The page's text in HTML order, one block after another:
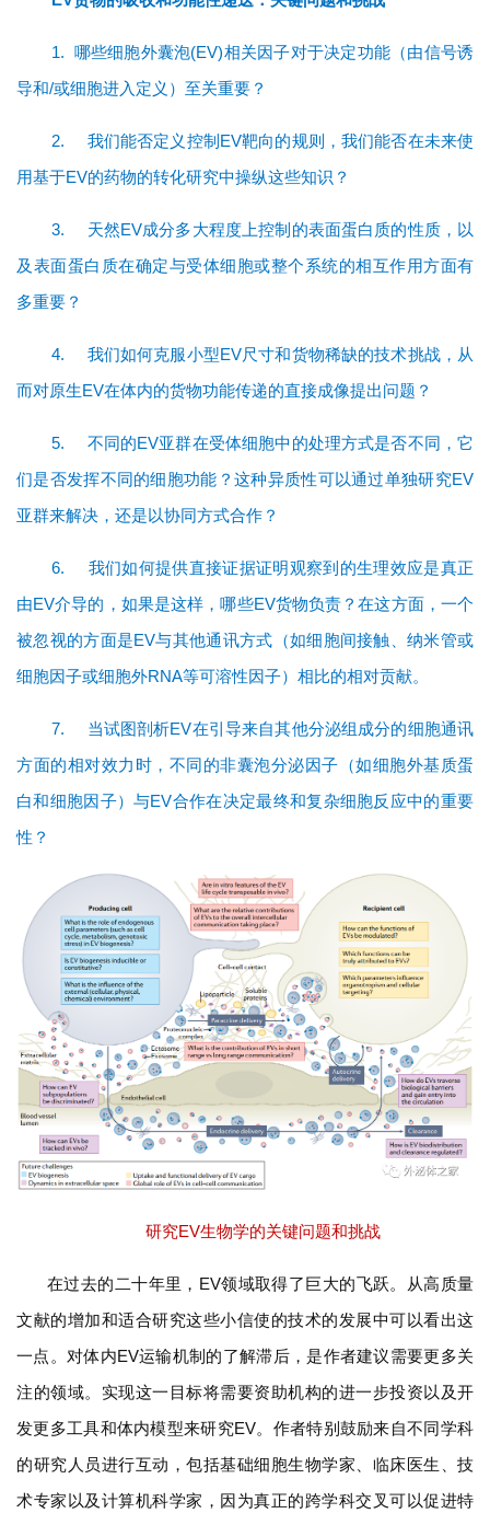
1. 哪些细胞外囊泡(EV)相关因子对于决定功能（由信号诱
导和/或细胞进入定义）至关重要？
2.
我们能否定义控制EV靶向的规则，我们能否在未来使
用基于EV的药物的转化研究中操纵这些知识？
3.
天然EV成分多大程度上控制的表面蛋白质的性质，以
及表面蛋白质在确定与受体细胞或整个系统的相互作用方面有
多重要？
4.
我们如何克服小型EV尺寸和货物稀缺的技术挑战，从
而对原生EV在体内的货物功能传递的直接成像提出问题？
5.
不同的EV亚群在受体细胞中的处理方式是否不同，它
们是否发挥不同的细胞功能？这种异质性可以通过单独研究EV
亚群来解决，还是以协同方式合作？
6.
我们如何提供直接证据证明观察到的生理效应是真正
由EV介导的，如果是这样，哪些EV货物负责？在这方面，一个
被忽视的方面是EV与其他通讯方式（如细胞间接触、纳米管或
细胞因子或细胞外RNA等可溶性因子）相比的相对贡献。
7.
当试图剖析EV在引导来自其他分泌组成分的细胞通讯
方面的相对效力时，不同的非囊泡分泌因子（如细胞外基质蛋
白和细胞因子）与EV合作在决定最终和复杂细胞反应中的重要
性？
研究EV生物学的关键问题和挑战
在过去的二十年里，EV领域取得了巨大的飞跃。从高质量
文献的增加和适合研究这些小信使的技术的发展中可以看出这
一点。对体内EV运输机制的了解滞后，是作者建议需要更多关
注的领域。实现这一目标将需要资助机构的进一步投资以及开
发更多工具和体内模型来研究EV。作者特别鼓励来自不同学科
的研究人员进行互动，包括基础细胞生物学家、临床医生、技
术专家以及计算机科学家，因为真正的跨学科交叉可以促进特